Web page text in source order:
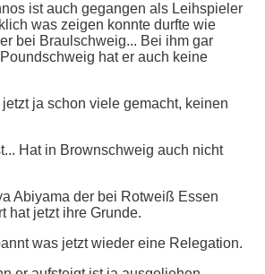
ist auch gegangen als Leihspieler
was zeigen konnte durfte wie
bei Braulschweig... Bei ihm gar
hat er auch keine
ja schon viele gemacht, keinen
Hat in Brownschweig auch nicht
Abiyama der bei Rotweiß Essen
hat jetzt ihre Grunde.
was jetzt wieder eine Relegation.